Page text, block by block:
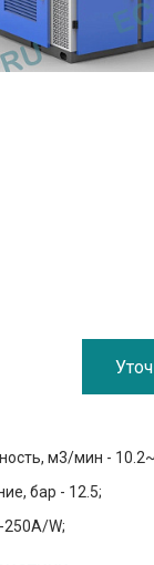
м3/мин -
бар - 12.5;
250A/W;